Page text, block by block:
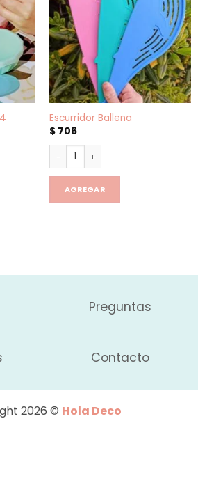
(SOLO TAPAS) cantidad
Escurridor Ballena
$706
Escurridor Ballena cantidad
AGREGAR
Preguntas
Contacto
2026 © Hola Deco